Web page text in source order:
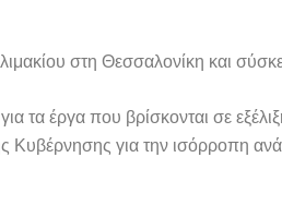
στη Θεσσαλονίκη και
τα έργα που βρίσκονται σε
Κυβέρνησης για την ισόρροπη